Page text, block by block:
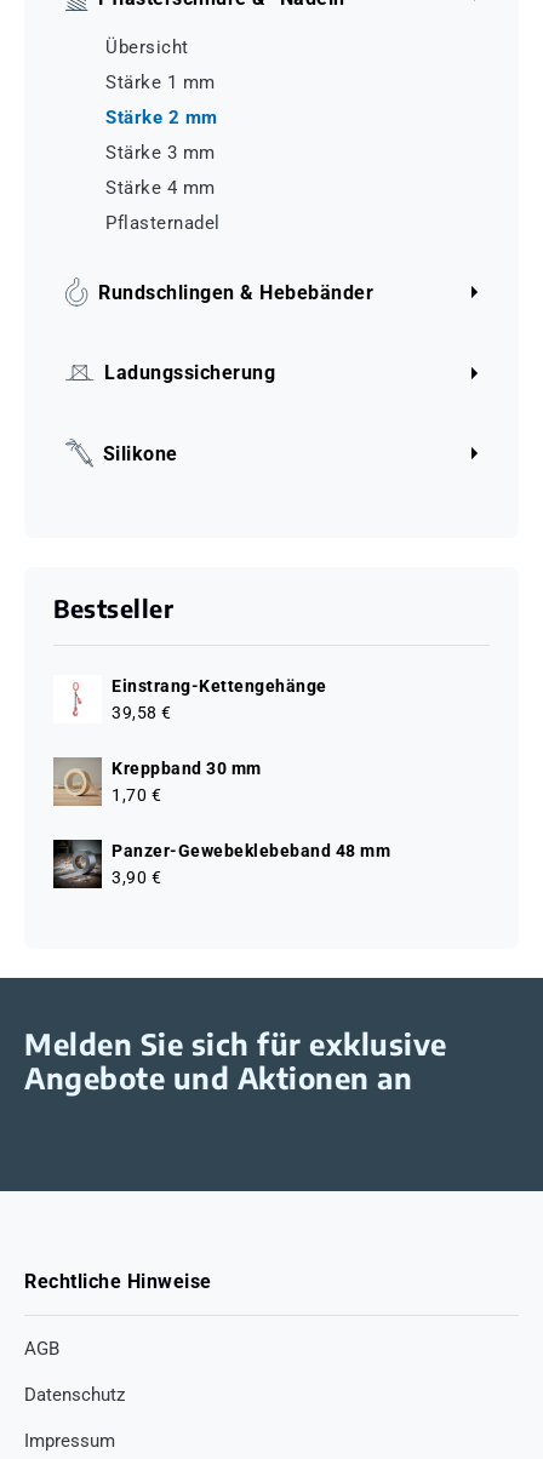
Übersicht
Stärke 1 mm
Stärke 2 mm
Stärke 3 mm
Stärke 4 mm
Pflasternadel
Rundschlingen & Hebebänder
Ladungssicherung
Silikone
Bestseller
Einstrang-Kettengehänge
39,58 €
Kreppband 30 mm
1,70 €
Panzer-Gewebeklebeband 48 mm
3,90 €
Melden Sie sich für exklusive
Angebote und Aktionen an
Rechtliche Hinweise
AGB
Datenschutz
Impressum